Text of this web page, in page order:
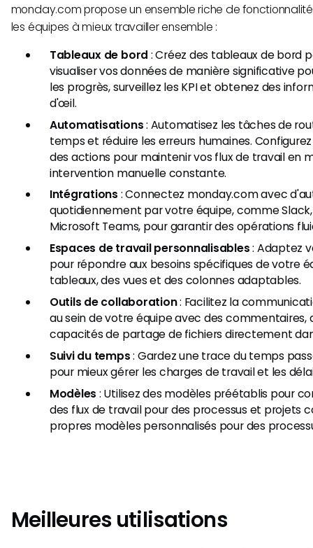
monday.com propose un ensemble riche de
les équipes à mieux travailler ensemble :
Tableaux de bord : Créez des tableaux de bord
visualiser vos données de manière significative
les progrès, surveillez les KPI et obtenez des
d'œil.
Automatisations: Automatisez les tâches de
temps et réduire les erreurs humaines.
des actions pour maintenir vos flux de travail en
intervention manuelle constante.
Intégrations : Connectez monday.com avec
quotidiennement par votre équipe, comme
Microsoft Teams, pour garantir des opérations
Espaces de travail personnalisables: Adaptez
pour répondre aux besoins spécifiques de votre
tableaux, des vues et des colonnes adaptables.
Outils de collaboration: Facilitez la
au sein de votre équipe avec des commentaires,
capacités de partage de fichiers directement
Suivi du temps: Gardez une trace du temps
pour mieux gérer les charges de travail et les
Modèles : Utilisez des modèles préétablis pour
des flux de travail pour des processus et projets
propres modèles personnalisés pour des
Meilleures utilisations